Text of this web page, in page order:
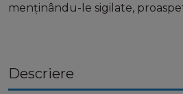
menținându-le sigilate,
Descriere